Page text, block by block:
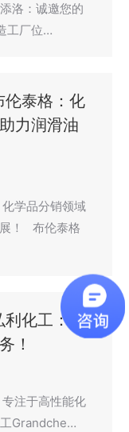
洛：诚邀您的
工厂位…
泰格：化
力润滑油
学品分销领域
！ 布伦泰格
化工：专
！
注于高性能化
Grandche…